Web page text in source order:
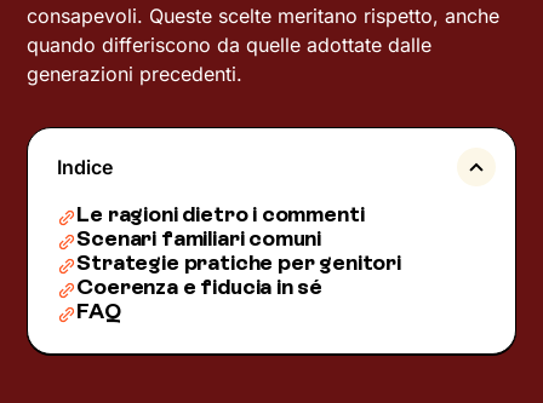
consapevoli. Queste scelte meritano rispetto, anche
quando differiscono da quelle adottate dalle
generazioni precedenti.
Indice
Le ragioni dietro i commenti
Scenari familiari comuni
Strategie pratiche per genitori
Coerenza e fiducia in sé
FAQ